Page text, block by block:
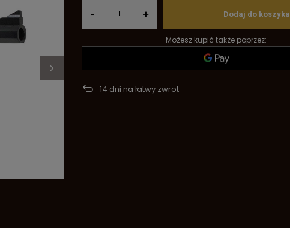
- + Dodaj do koszyka
Możesz kupić także poprzez:
14 dni na łatwy zwrot